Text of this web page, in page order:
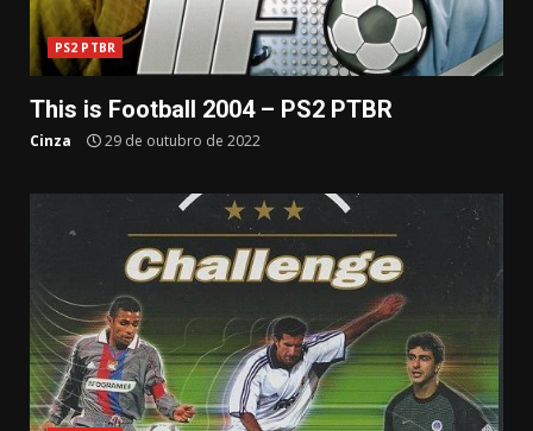
PS2 PTBR
This is Football 2004 – PS2 PTBR
Cinza 29 de outubro de 2022